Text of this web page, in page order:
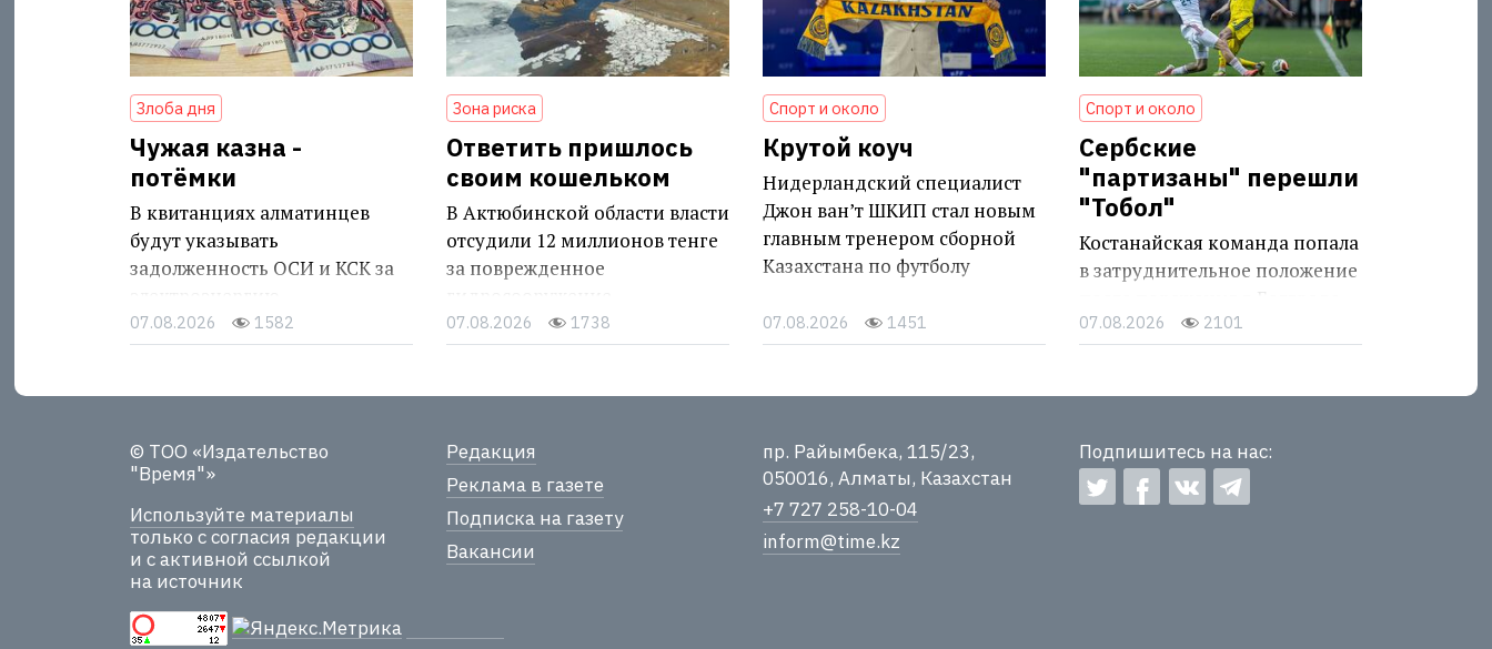
Злоба дня
Чужая казна -
потёмки
В квитанциях алматинцев
будут указывать
задолженность ОСИ и КСК за
07.08.2026 1582
Зона риска
Ответить пришлось
своим кошельком
В Актюбинской области власти
отсудили 12 миллионов тенге
за поврежденное
07.08.2026 1738
Спорт и около
Крутой коуч
Нидерландский специалист
Джон ван’т ШКИП стал новым
главным тренером сборной
Казахстана по футболу
07.08.2026 1451
Спорт и около
Сербские
"партизаны" перешли
"Тобол"
Костанайская команда попала
в затруднительное положение
после поражения в Белграде
07.08.2026 2101
© ТОО «Издательство
"Время"»
Используйте материалы
только с согласия редакции
и с активной ссылкой
на источник
Редакция
Реклама в газете
Подписка на газету
Вакансии
пр. Райымбека, 115/23,
050016, Алматы, Казахстан
+7 727 258-10-04
inform@time.kz
Подпишитесь на нас: